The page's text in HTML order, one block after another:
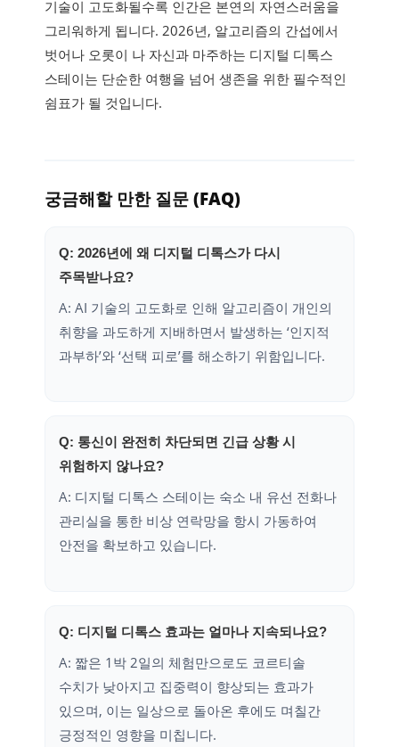
기술이 고도화될수록 인간은 본연의 자연스러움을
그리워하게 됩니다. 2026년, 알고리즘의 간섭에서
벗어나 오롯이 나 자신과 마주하는 디지털 디톡스
스테이는 단순한 여행을 넘어 생존을 위한 필수적인
쉼표가 될 것입니다.
궁금해할 만한 질문 (FAQ)
Q: 2026년에 왜 디지털 디톡스가 다시
주목받나요?
A: AI 기술의 고도화로 인해 알고리즘이 개인의
취향을 과도하게 지배하면서 발생하는 ‘인지적
과부하’와 ‘선택 피로’를 해소하기 위함입니다.
Q: 통신이 완전히 차단되면 긴급 상황 시
위험하지 않나요?
A: 디지털 디톡스 스테이는 숙소 내 유선 전화나
관리실을 통한 비상 연락망을 항시 가동하여
안전을 확보하고 있습니다.
Q: 디지털 디톡스 효과는 얼마나 지속되나요?
A: 짧은 1박 2일의 체험만으로도 코르티솔
수치가 낮아지고 집중력이 향상되는 효과가
있으며, 이는 일상으로 돌아온 후에도 며칠간
긍정적인 영향을 미칩니다.